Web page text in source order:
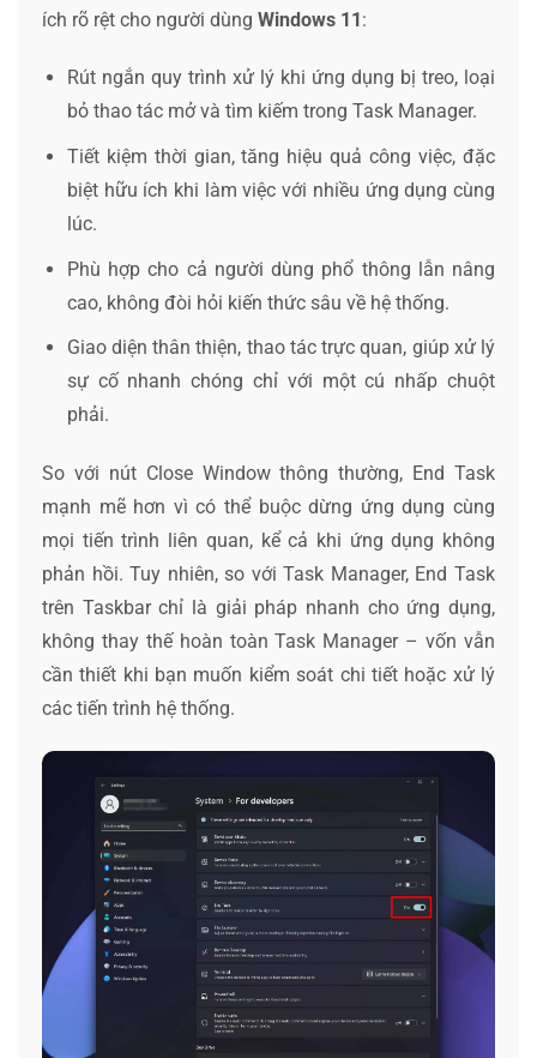
ích rõ rệt cho người dùng Windows 11:
Rút ngắn quy trình xử lý khi ứng dụng bị treo, loại
bỏ thao tác mở và tìm kiếm trong Task Manager.
Tiết kiệm thời gian, tăng hiệu quả công việc, đặc
biệt hữu ích khi làm việc với nhiều ứng dụng cùng
lúc.
Phù hợp cho cả người dùng phổ thông lẫn nâng
cao, không đòi hỏi kiến thức sâu về hệ thống.
Giao diện thân thiện, thao tác trực quan, giúp xử lý
sự cố nhanh chóng chỉ với một cú nhấp chuột
phải.
So với nút Close Window thông thường, End Task
mạnh mẽ hơn vì có thể buộc dừng ứng dụng cùng
mọi tiến trình liên quan, kể cả khi ứng dụng không
phản hồi. Tuy nhiên, so với Task Manager, End Task
trên Taskbar chỉ là giải pháp nhanh cho ứng dụng,
không thay thế hoàn toàn Task Manager – vốn vẫn
cần thiết khi bạn muốn kiểm soát chi tiết hoặc xử lý
các tiến trình hệ thống.